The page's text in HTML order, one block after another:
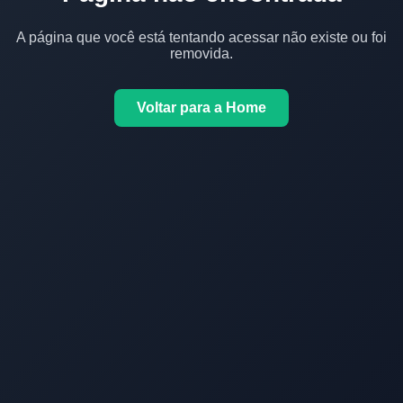
A página que você está tentando acessar não existe ou foi
removida.
Voltar para a Home